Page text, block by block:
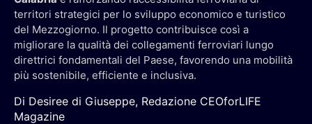
territori strategici per lo sviluppo economico e turistico
del Mezzogiorno. Il progetto contribuisce così a
migliorare la qualità dei collegamenti ferroviari lungo
direttrici fondamentali del Paese, favorendo una mobilità
più sostenibile, efficiente e inclusiva.
Di Desiree di Giuseppe, Redazione CEOforLIFE
Magazine